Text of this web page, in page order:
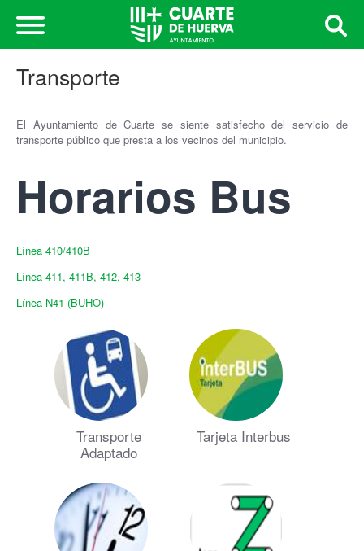
Transporte
El Ayuntamiento de Cuarte se siente satisfecho del servicio de
transporte público que presta a los vecinos del municipio.
Horarios Bus
Línea 410/410B
Línea 411, 411B, 412, 413
Línea N41 (BUHO)
Transporte
Adaptado
Tarjeta Interbus